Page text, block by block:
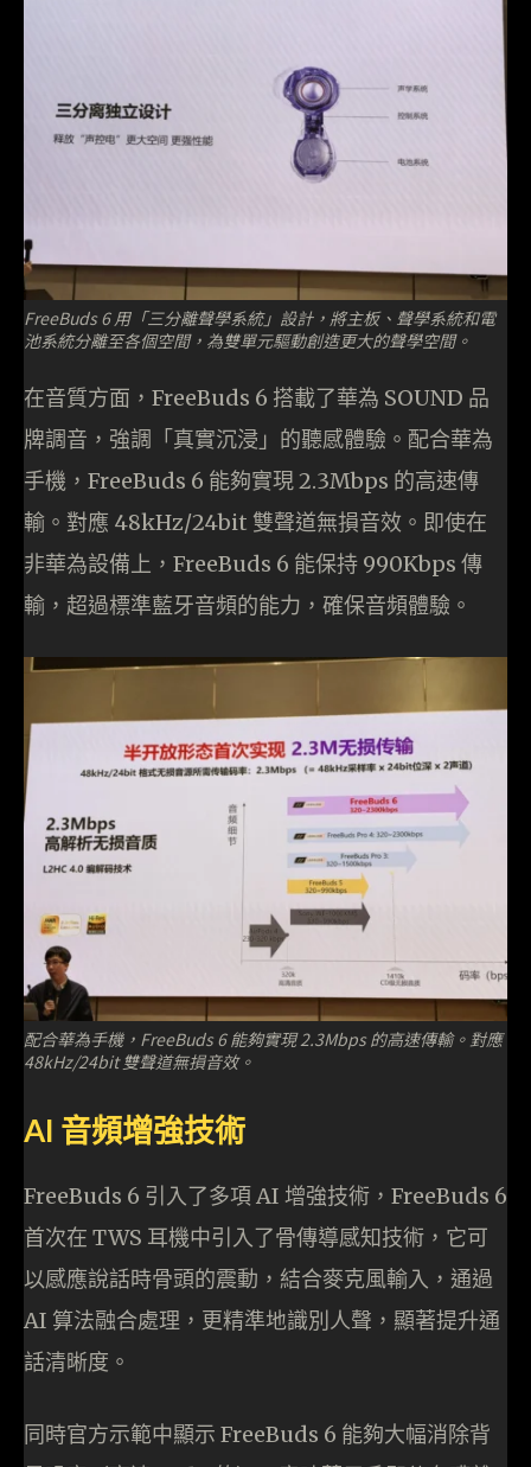
FreeBuds 6 用「三分離聲學系統」設計，將主板、聲學系統和電
池系統分離至各個空間，為雙單元驅動創造更大的聲學空間。
在音質方面，FreeBuds 6 搭載了華為 SOUND 品
牌調音，強調「真實沉浸」的聽感體驗。配合華為
手機，FreeBuds 6 能夠實現 2.3Mbps 的高速傳
輸。對應 48kHz/24bit 雙聲道無損音效。即使在
非華為設備上，FreeBuds 6 能保持 990Kbps 傳
輸，超過標準藍牙音頻的能力，確保音頻體驗。
配合華為手機，FreeBuds 6 能夠實現 2.3Mbps 的高速傳輸。對應
48kHz/24bit 雙聲道無損音效。
AI 音頻增強技術
FreeBuds 6 引入了多項 AI 增強技術，FreeBuds 6
首次在 TWS 耳機中引入了骨傳導感知技術，它可
以感應說話時骨頭的震動，結合麥克風輸入，通過
AI 算法融合處理，更精準地識別人聲，顯著提升通
話清晰度。
同時官方示範中顯示 FreeBuds 6 能夠大幅消除背